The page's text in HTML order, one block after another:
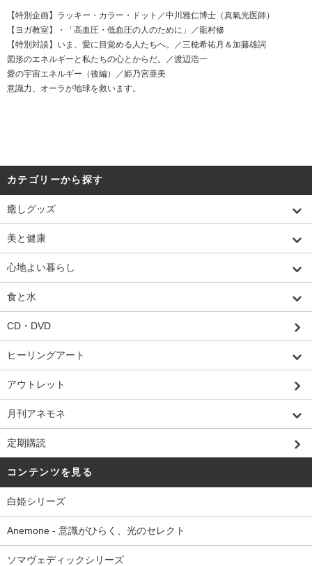
【特別企画】ラッキー・カラー・ドット／中川雅仁博士（真氣光医師）
【ヨガ教室】・「高血圧・低血圧の人のために」／龍村修
【特別対談】いま、愛に目覚める人たちへ。／三穂希祐月＆加藤雄詞
図形のエネルギーと私たちの心とからだ。／渡辺浩一
愛の宇宙エネルギー（後編）／姫乃宮亜美
意識力、オーラが地球を救います。
カテゴリーから探す
癒しグッズ
美と健康
心地よい暮らし
食と水
CD・DVD
ヒーリングアート
アウトレット
月刊アネモネ
定期購読
コンテンツを見る
白姫シリーズ
Anemone - 意識がひらく、光のセレクト
ソマヴェディックシリーズ